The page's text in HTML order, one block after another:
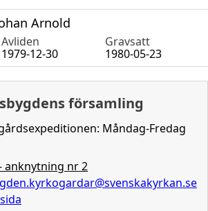
Arnold
Avliden
Gravsatt
1979-12-30 1980-05-23
församling
Måndag-Fredag
anknytning nr 2